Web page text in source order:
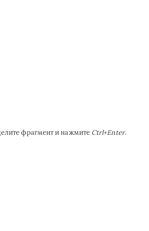
фрагмент и нажмите Ctrl+Enter.